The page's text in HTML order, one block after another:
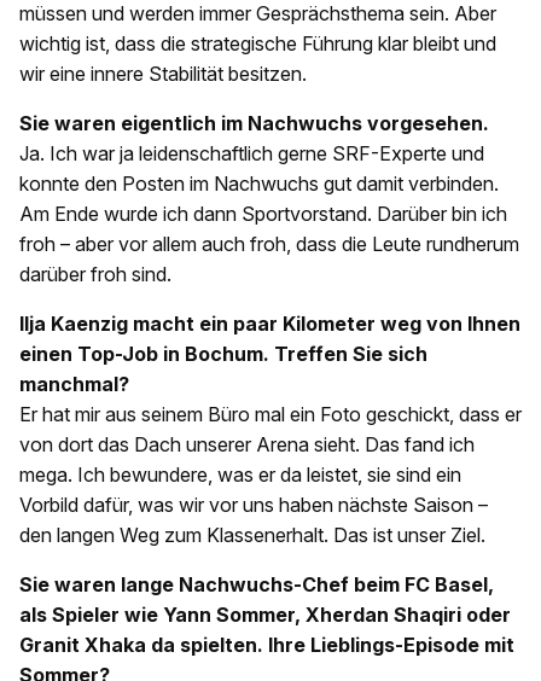
müssen und werden immer Gesprächsthema sein. Aber
wichtig ist, dass die strategische Führung klar bleibt und
wir eine innere Stabilität besitzen.
Sie waren eigentlich im Nachwuchs vorgesehen.
Ja. Ich war ja leidenschaftlich gerne SRF-Experte und
konnte den Posten im Nachwuchs gut damit verbinden.
Am Ende wurde ich dann Sportvorstand. Darüber bin ich
froh – aber vor allem auch froh, dass die Leute rundherum
darüber froh sind.
Ilja Kaenzig macht ein paar Kilometer weg von Ihnen
einen Top-Job in Bochum. Treffen Sie sich
manchmal?
Er hat mir aus seinem Büro mal ein Foto geschickt, dass er
von dort das Dach unserer Arena sieht. Das fand ich
mega. Ich bewundere, was er da leistet, sie sind ein
Vorbild dafür, was wir vor uns haben nächste Saison –
den langen Weg zum Klassenerhalt. Das ist unser Ziel.
Sie waren lange Nachwuchs-Chef beim FC Basel,
als Spieler wie Yann Sommer, Xherdan Shaqiri oder
Granit Xhaka da spielten. Ihre Lieblings-Episode mit
Sommer?